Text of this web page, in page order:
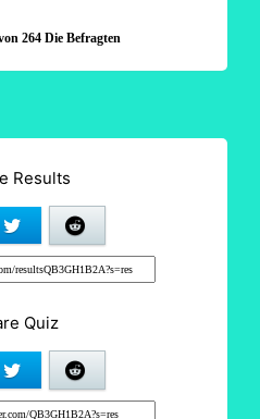
264 Die Befragten
Results
Quiz